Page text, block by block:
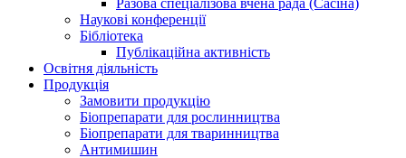
Разова спеціалізова вчена рада (Сасіна)
Наукові конференції
Бібліотека
Публікаційна активність
Освітня діяльність
Продукція
Замовити продукцiю
Біопрепарати для рослинництва
Біопрепарати для тваринництва
Антимишин